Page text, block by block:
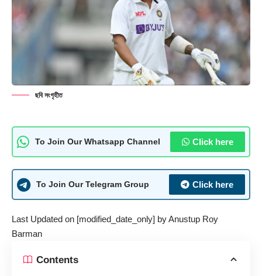
ছবি সংগৃহীত
To Join Our Whatsapp Channel Click here
To Join Our Telegram Group Click here
Last Updated on [modified_date_only] byAnustup Roy
Barman
Contents